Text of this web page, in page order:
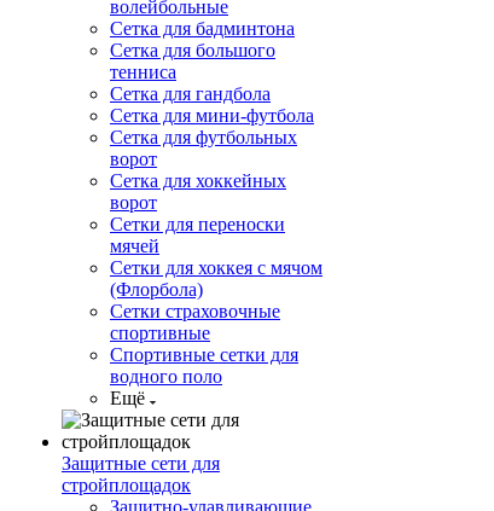
волейбольные
Сетка для бадминтона
Сетка для большого
тенниса
Сетка для гандбола
Сетка для мини-футбола
Сетка для футбольных
ворот
Сетка для хоккейных
ворот
Сетки для переноски
мячей
Сетки для хоккея с мячом
(Флорбола)
Сетки страховочные
спортивные
Спортивные сетки для
водного поло
Ещё
Защитные сети для
стройплощадок
Защитно-улавливающие